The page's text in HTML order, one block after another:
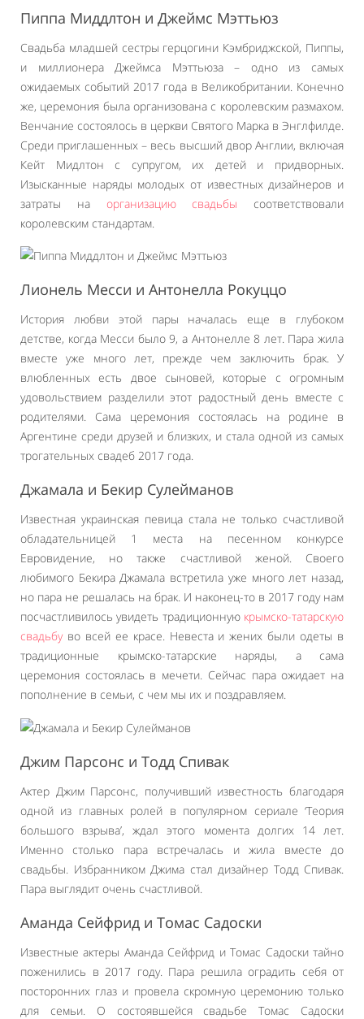
Пиппа Миддлтон и Джеймс Мэттьюз
Свадьба младшей сестры герцогини Кэмбриджской, Пиппы,
и миллионера Джеймса Мэттьюза – одно из самых
ожидаемых событий 2017 года в Великобритании. Конечно
же, церемония была организована с королевским размахом.
Венчание состоялось в церкви Святого Марка в Энглфилде.
Среди приглашенных – весь высший двор Англии, включая
Кейт Мидлтон с супругом, их детей и придворных.
Изысканные наряды молодых от известных дизайнеров и
затраты на организацию свадьбы соответствовали
королевским стандартам.
Лионель Месси и Антонелла Рокуццо
История любви этой пары началась еще в глубоком
детстве, когда Месси было 9, а Антонелле 8 лет. Пара жила
вместе уже много лет, прежде чем заключить брак. У
влюбленных есть двое сыновей, которые с огромным
удовольствием разделили этот радостный день вместе с
родителями. Сама церемония состоялась на родине в
Аргентине среди друзей и близких, и стала одной из самых
трогательных свадеб 2017 года.
Джамала и Бекир Сулейманов
Известная украинская певица стала не только счастливой
обладательницей 1 места на песенном конкурсе
Евровидение, но также счастливой женой. Своего
любимого Бекира Джамала встретила уже много лет назад,
но пара не решалась на брак. И наконец-то в 2017 году нам
посчастливилось увидеть традиционную крымско-татарскую
свадьбуво всей ее красе. Невеста и жених были одеты в
традиционные крымско-татарские наряды, а сама
церемония состоялась в мечети. Сейчас пара ожидает на
пополнение в семьи, с чем мы их и поздравляем.
Джим Парсонс и Тодд Спивак
Актер Джим Парсонс, получивший известность благодаря
одной из главных ролей в популярном сериале ‘Теория
большого взрыва’, ждал этого момента долгих 14 лет.
Именно столько пара встречалась и жила вместе до
свадьбы. Избранником Джима стал дизайнер Тодд Спивак.
Пара выглядит очень счастливой.
Аманда Сейфрид и Томас Садоски
Известные актеры Аманда Сейфрид и Томас Садоски тайно
поженились в 2017 году. Пара решила оградить себя от
посторонних глаз и провела скромную церемонию только
для семьи. О состоявшейся свадьбе Томас Садоски